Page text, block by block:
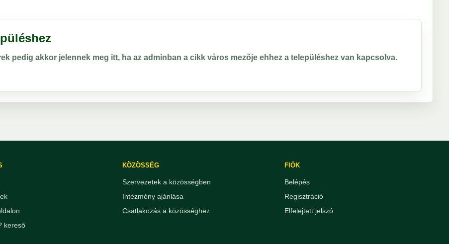
pedig akkor jelennek meg itt, ha az adminban a cikk város mezője ehhez a településhez van kapcsolva.
kereső
KÖZÖSSÉG
Szervezetek a közösségben
Intézmény ajánlása
Csatlakozás a közösséghez
FIÓK
Belépés
Regisztráció
Elfelejtett jelszó